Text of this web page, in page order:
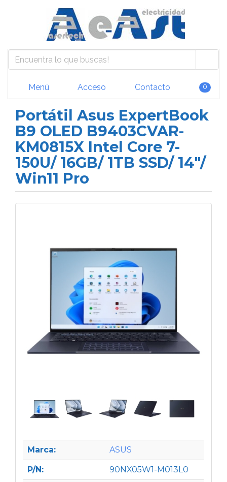
Menú Acceso Contacto 0
Portátil Asus ExpertBook
B9 OLED B9403CVAR-
KM0815X Intel Core 7-
150U/ 16GB/ 1TB SSD/ 14"/
Win11 Pro
Marca: ASUS
P/N: 90NX05W1-M013L0